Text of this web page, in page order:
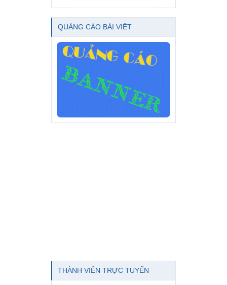
QUẢNG CÁO BÀI VIẾT
THÀNH VIÊN TRỰC TUYẾN